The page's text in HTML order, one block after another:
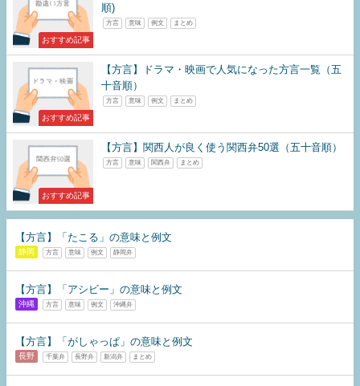
おすすめ記事
順)
方言 意味 例文 まとめ
おすすめ記事
【方言】ドラマ・映画で人気になった方言一覧（五
十音順）
方言 意味 例文 まとめ
おすすめ記事
【方言】関西人が良く使う関西弁50選（五十音順）
方言 意味 関西弁 まとめ
【方言】「たこる」の意味と例文
静岡 方言 意味 例文 静岡弁
【方言】「アシビー」の意味と例文
沖縄 方言 意味 例文 沖縄弁
【方言】「がしゃっぱ」の意味と例文
長野 千葉弁 長野弁 新潟弁 まとめ